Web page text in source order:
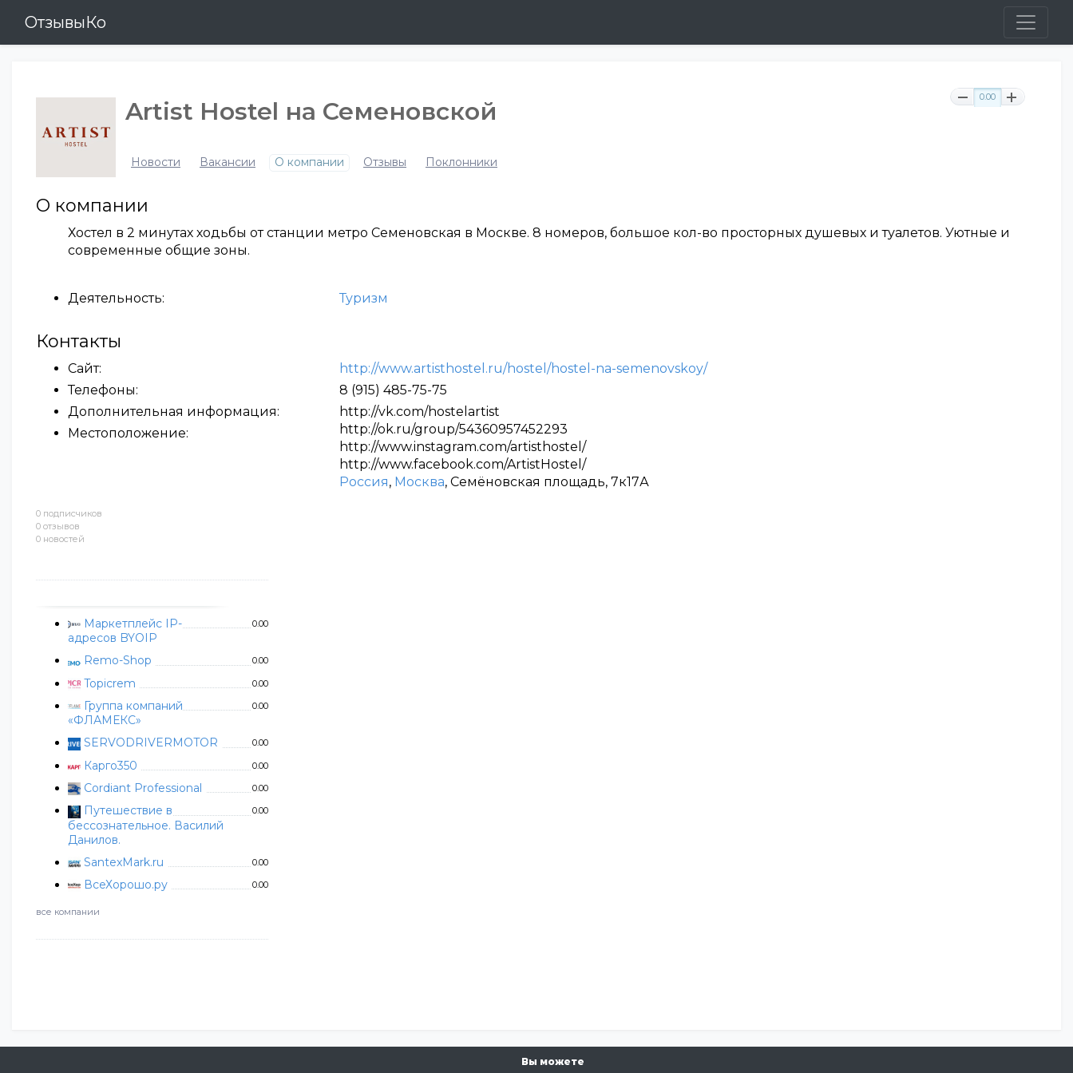
ОтзывыКо
0 подписчиков
0 отзывов
0 новостей
Маркетплейс IP-
адресов BYOIP
0.00
Remo-Shop 0.00
Topicrem 0.00
Группа компаний
«ФЛАМЕКС»
0.00
SERVODRIVERMOTOR 0.00
Карго350 0.00
Cordiant Professional 0.00
Путешествие в
бессознательное. Василий
Данилов.
0.00
SantexMark.ru 0.00
ВсеХорошо.ру 0.00
все компании
0.00
Artist Hostel на Семеновской
Новости Вакансии О компании Отзывы Поклонники
О компании
Хостел в 2 минутах ходьбы от станции метро Семеновская в Москве. 8 номеров, большое кол-во просторных душевых и туалетов. Уютные и
современные общие зоны.
Деятельность: Туризм
Контакты
Сайт:
http://www.artisthostel.ru/hostel/hostel-na-semenovskoy/
Телефоны:
8 (915) 485-75-75
Дополнительная информация:
http://vk.com/hostelartist
http://ok.ru/group/54360957452293
http://www.instagram.com/artisthostel/
http://www.facebook.com/ArtistHostel/
Местоположение:
Россия, Москва, Семёновская площадь, 7к17А
Вы можете